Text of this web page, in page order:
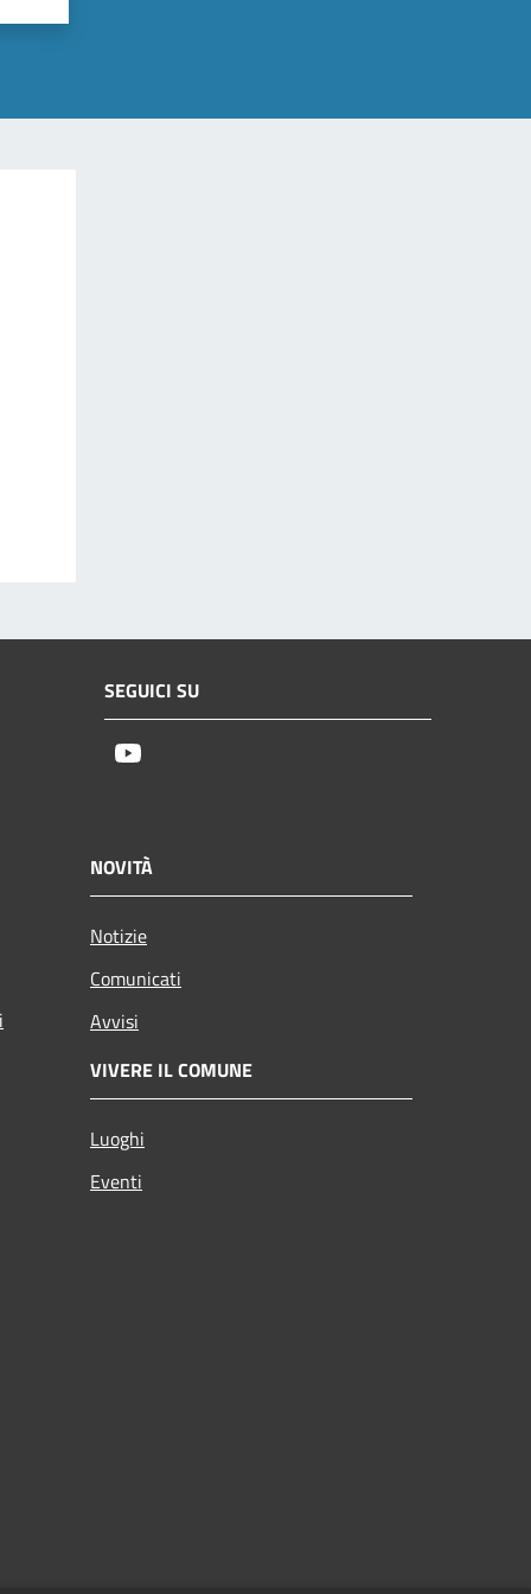
SEGUICI SU
NOVITÀ
Notizie
Comunicati
Avvisi
VIVERE IL COMUNE
Luoghi
Eventi